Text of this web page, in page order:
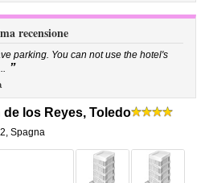
recensione
parking. You can not use the hotel's
”
los Reyes, Toledo
Spagna